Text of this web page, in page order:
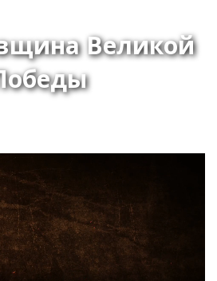
Великой